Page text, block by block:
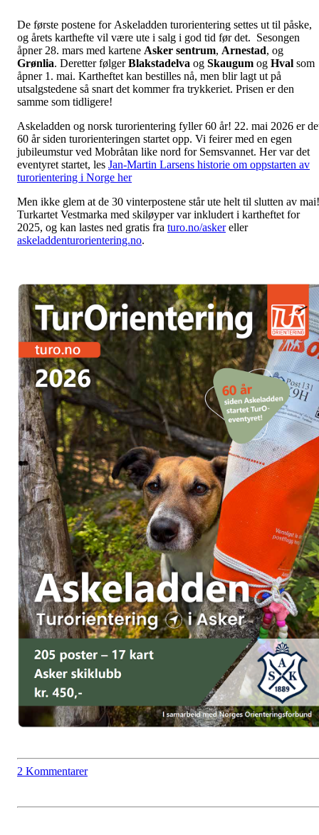
De første postene for Askeladden turorientering settes ut til påske,
og årets karthefte vil være ute i salg i god tid før det. Sesongen
åpner 28. mars med kartene Asker sentrum, Arnestad, og
Grønlia. Deretter følgerBlakstadelva og Skaugum og Hval som
åpner 1. mai. Kartheftet kan bestilles nå, men blir lagt ut på
utsalgstedene så snart det kommer fra trykkeriet. Prisen er den
samme som tidligere!
Askeladden og norsk turorientering fyller 60 år! 22. mai 2026 er
60 år siden turorienteringen startet opp. Vi feirer med en egen
jubileumstur ved Mobråtan like nord for Semsvannet. Her var det
eventyret startet, les Jan-Martin Larsens historie om oppstarten av
turorientering i Norge her
Men ikke glem at de 30 vinterpostene står ute helt til slutten av mai!
Turkartet Vestmarka med skiløyper var inkludert i kartheftet for
2025, og kan lastes ned gratis fra turo.no/askereller
askeladdenturorientering.no.
2 Kommentarer